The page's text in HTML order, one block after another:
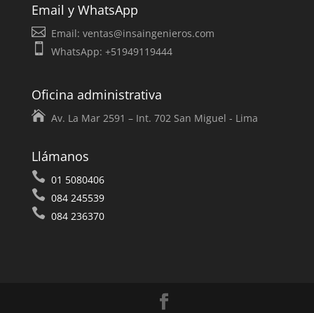
Email y WhatsApp
Email: ventas@insaingenieros.com
WhatsApp: +51949119444
Oficina administrativa
Av. La Mar 2591 – Int. 702 San Miguel - Lima
Llámanos
01 5080406
084 245539
084 236370